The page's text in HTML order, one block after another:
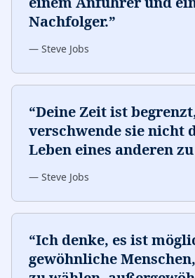
Nachfolger.”
— Steve Jobs
“Deine Zeit ist
verschwende sie nicht
Leben eines anderen
— Steve Jobs
“Ich denke, es ist
gewöhnliche